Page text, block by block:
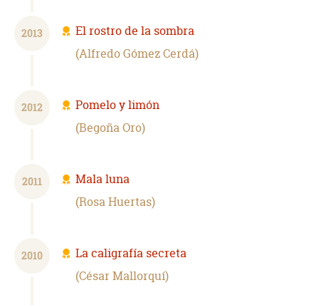
2013
El rostro de la sombra
Alfredo Gómez Cerdá
2012
Pomelo y limón
Begoña Oro
2011
Mala luna
Rosa Huertas
2010
La caligrafía secreta
César Mallorquí